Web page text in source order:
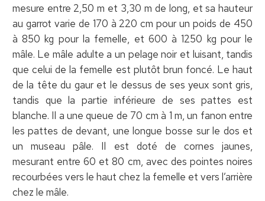
mesure entre 2,50 m et 3,30 m de long, et sa hauteur
au garrot varie de 170 à 220 cm pour un poids de 450
à 850 kg pour la femelle, et 600 à 1250 kg pour le
mâle. Le mâle adulte a un pelage noir et luisant, tandis
que celui de la femelle est plutôt brun foncé. Le haut
de la tête du gaur et le dessus de ses yeux sont gris,
tandis que la partie inférieure de ses pattes est
blanche. Il a une queue de 70 cm à 1 m, un fanon entre
les pattes de devant, une longue bosse sur le dos et
un museau pâle. Il est doté de cornes jaunes,
mesurant entre 60 et 80 cm, avec des pointes noires
recourbées vers le haut chez la femelle et vers l’arrière
chez le mâle.